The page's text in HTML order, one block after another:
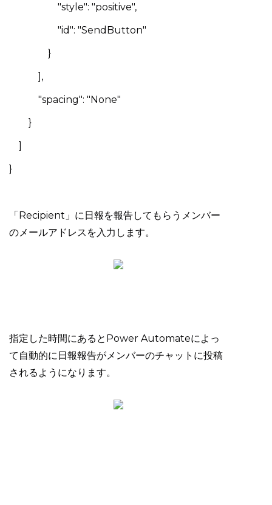
"style": "positive",
"id": "SendButton"
}
],
"spacing": "None"
}
]
}
「Recipient」に日報を報告してもらうメンバー
のメールアドレスを入力します。
指定した時間にあるとPower Automateによっ
て自動的に日報報告がメンバーのチャットに投稿
されるようになります。